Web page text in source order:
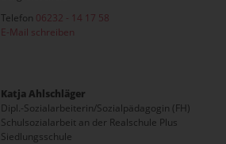
Telefon 06232 - 14 17 58
E-Mail schreiben
Katja Ahlschläger
Dipl.-Sozialarbeiterin/Sozialpädagogin (FH)
Schulsozialarbeit an der Realschule Plus
Siedlungsschule